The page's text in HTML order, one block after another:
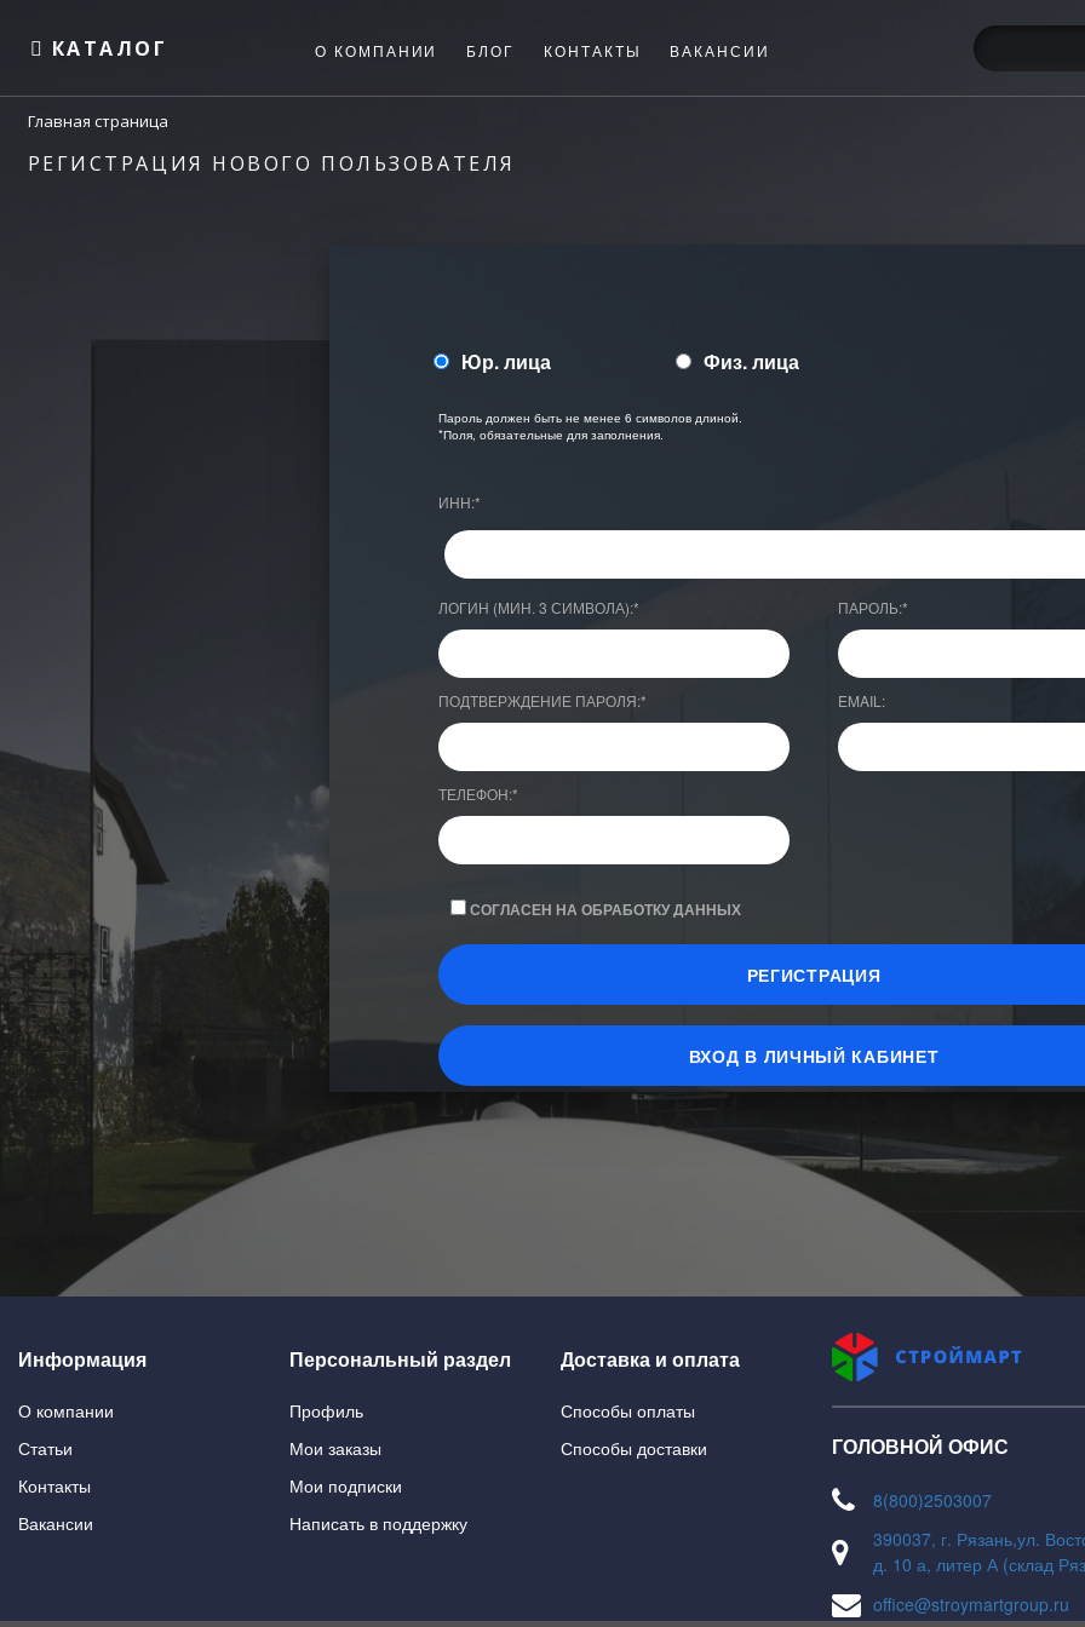
КАТАЛОГ О КОМПАНИИ БЛОГ КОНТАКТЫ ВАКАНСИИ
Главная страница
РЕГИСТРАЦИЯ НОВОГО ПОЛЬЗОВАТЕЛЯ
Юр. лица Физ. лица
Пароль должен быть не менее 6 символов длиной.
*Поля, обязательные для заполнения.
ИНН:*
ЛОГИН (МИН. 3 СИМВОЛА):* ПАРОЛЬ:*
ПОДТВЕРЖДЕНИЕ ПАРОЛЯ:* EMAIL:
ТЕЛЕФОН:*
СОГЛАСЕН НА ОБРАБОТКУ ДАННЫХ
ВХОД В ЛИЧНЫЙ КАБИНЕТ
Информация
О компании
Статьи
Контакты
Вакансии
Персональный раздел
Профиль
Мои заказы
Мои подписки
Написать в поддержку
Доставка и оплата
Способы оплаты
Способы доставки
ГОЛОВНОЙ ОФИС
8(800)2503007
390037, г. Рязань,ул.
д. 10 а, литер А (склад
office@stroymartgroup.ru